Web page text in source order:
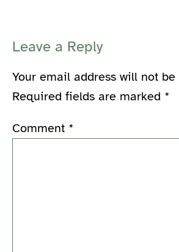
Leave a Reply
Your email address will not be
Required fields are marked *
Comment *